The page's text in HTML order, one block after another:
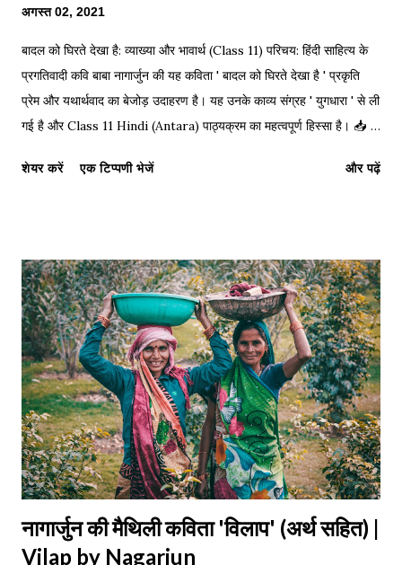
अगस्त 02, 2021
बादल को घिरते देखा है: व्याख्या और भावार्थ (Class 11) परिचय: हिंदी साहित्य के
प्रगतिवादी कवि बाबा नागार्जुन की यह कविता ' बादल को घिरते देखा है ' प्रकृति
प्रेम और यथार्थवाद का बेजोड़ उदाहरण है। यह उनके काव्य संग्रह ' युगधारा ' से ली
गई है और Class 11 Hindi (Antara) पाठ्यक्रम का महत्वपूर्ण हिस्सा है। 📥
परीक्षा उपयोगी: सप्रसंग व्याख्या का प्रारूप संदर्भ (Reference): प्रस्तुत पंक्तियाँ
किया है। विशेष (Key Points): 1. भाषा सरल और तत्सम प्रधान है। 2. प्रकृति
का मानवीकरण किया गया है। नीचे हम पूरी कविता का Stanza-wise Meaning
(पद-व्याख्या) और शब्दार्थ प्रस्तुत कर रहे हैं। 1. हिमालय और मा...
शेयर करें एक टिप्पणी भेजें और पढ़ें
नागार्जुन की मैथिली कविता 'विलाप' (अर्थ सहित) |
Vilap by Nagarjun